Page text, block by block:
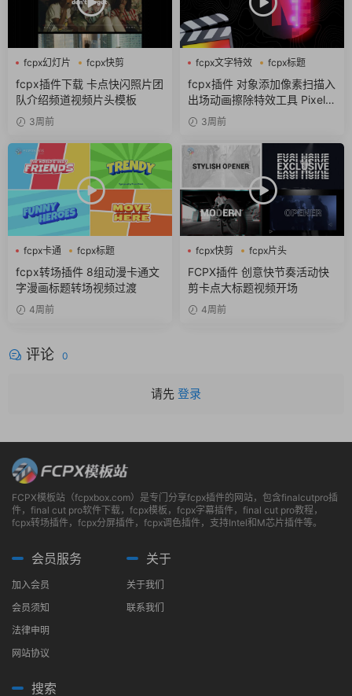
fcpx幻灯片
fcpx快剪
fcpx视频开场
fcpx插件下载 卡点快闪照片团
队介绍频道视频片头模板
3周前
fcpx文字特效
fcpx标题
像素
fcpx插件 对象添加像素扫描入
出场动画擦除特效工具 Pixel S
can3周前
fcpx卡通
fcpx标题
fcpx转场
fcpx转场插件 8组动漫卡通文
字漫画标题转场视频过渡
4周前
fcpx快剪
fcpx片头
fcpx视频开场
FCPX插件 创意快节奏活动快
剪卡点大标题视频开场
4周前
评论 0
请先 登录
FCPX模板站（fcpxbox.com）是专门分享fcpx插件的网站，包含finalcutpro插
件，final cut pro软件下载，fcpx模板，fcpx字幕插件，final cut pro教程，
fcpx转场插件，fcpx分屏插件，fcpx调色插件，支持Intel和M芯片插件等。
会员服务
加入会员
会员须知
法律申明
网站协议
关于
关于我们
联系我们
搜索